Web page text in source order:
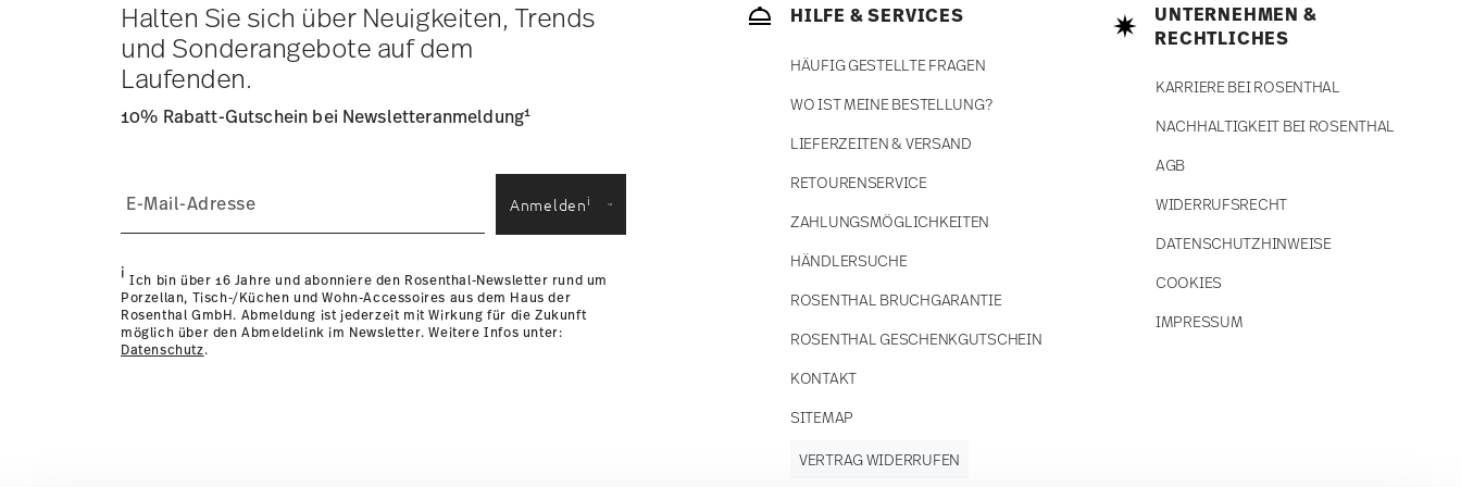
Lieferzeit innerhalb Deutschlands:
3-5 Werktage für vorrätige Artikel. Sie können die Lieferzeiten in
andere Länderhier einsehen.
Retouren:Für Retouren nutzen Sie bitte unserenRetourenservice
Halten Sie sich über Neuigkeiten, Trends
und Sonderangebote auf dem
Laufenden.
10% Rabatt-Gutschein bei Newsletteranmeldung1
Anmeldeni
i Ich bin über 16 Jahre und abonniere den Rosenthal-Newsletter rund um
Porzellan, Tisch-/Küchen und Wohn-Accessoires aus dem Haus der
Rosenthal GmbH. Abmeldung ist jederzeit mit Wirkung für die Zukunft
möglich über den Abmeldelink im Newsletter. Weitere Infos unter:
Datenschutz.
HILFE & SERVICES
HÄUFIG GESTELLTE FRAGEN
WO IST MEINE BESTELLUNG?
LIEFERZEITEN & VERSAND
RETOURENSERVICE
ZAHLUNGSMÖGLICHKEITEN
HÄNDLERSUCHE
ROSENTHAL BRUCHGARANTIE
ROSENTHAL GESCHENKGUTSCHEIN
KONTAKT
SITEMAP
UNTERNEHMEN &
RECHTLICHES
KARRIERE BEI ROSENTHAL
NACHHALTIGKEIT BEI ROSENTHAL
AGB
WIDERRUFSRECHT
DATENSCHUTZHINWEISE
COOKIES
IMPRESSUM
VERTRAG WIDERRUFEN